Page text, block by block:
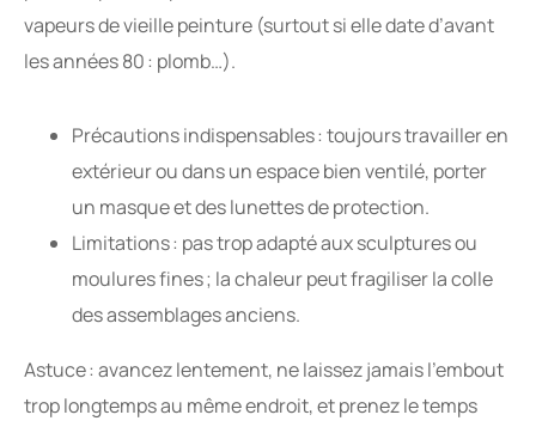
vapeurs de vieille peinture (surtout si elle date d’avant
les années 80 : plomb…).
Précautions indispensables : toujours travailler en
extérieur ou dans un espace bien ventilé, porter
un masque et des lunettes de protection.
Limitations : pas trop adapté aux sculptures ou
moulures fines ; la chaleur peut fragiliser la colle
des assemblages anciens.
Astuce : avancez lentement, ne laissez jamais l’embout
trop longtemps au même endroit, et prenez le temps